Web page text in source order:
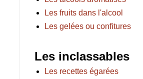
Les fruits dans l'alcool
Les gelées ou confitures
Les inclassables
Les recettes égarées